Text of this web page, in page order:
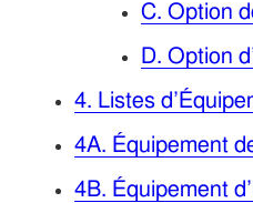
C. Option
D. Option
4. Listes
4A. Équipement
4B. Équipement